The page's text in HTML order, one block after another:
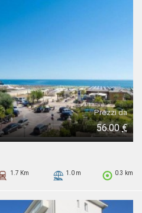
Prezzi da
56.00€
0.3 km
1.0 m
1.7 Km